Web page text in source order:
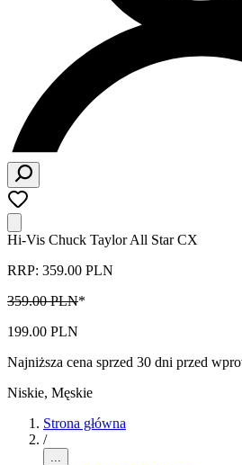
Hi-Vis Chuck Taylor All Star CX
RRP: 359.00 PLN
359.00 PLN*
199.00 PLN
Najniższa cena sprzed 30 dni przed
Niskie, Męskie
Strona główna
/
...